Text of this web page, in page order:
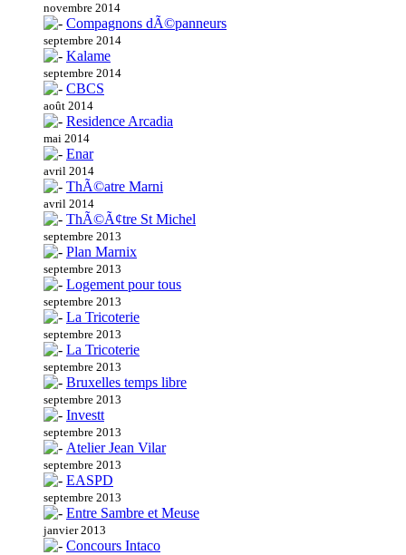
novembre 2014
Compagnons dÃ©panneurs
septembre 2014
Kalame
septembre 2014
CBCS
août 2014
Residence Arcadia
mai 2014
Enar
avril 2014
ThÃ©atre Marni
avril 2014
ThÃ©Ã¢tre St Michel
septembre 2013
Plan Marnix
septembre 2013
Logement pour tous
septembre 2013
La Tricoterie
septembre 2013
La Tricoterie
septembre 2013
Bruxelles temps libre
septembre 2013
Investt
septembre 2013
Atelier Jean Vilar
septembre 2013
EASPD
septembre 2013
Entre Sambre et Meuse
janvier 2013
Concours Intaco